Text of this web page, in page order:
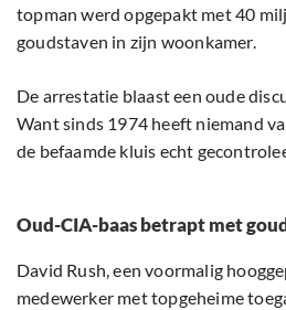
topman werd opgepakt met 40
goudstaven in zijn woonkamer.
De arrestatie blaast een oude
Want sinds 1974 heeft niemand
de befaamde kluis echt
Oud-CIA-baas betrapt met
David Rush, een voormalig
medewerker met topgeheime